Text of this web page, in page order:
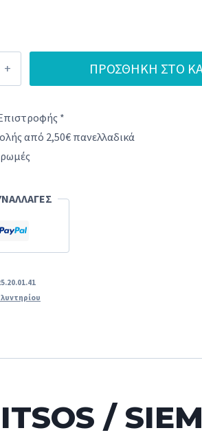
ΠΡΟΣΘΉΚΗ ΣΤΟ
*
από 2,50€ πανελλαδικά
/